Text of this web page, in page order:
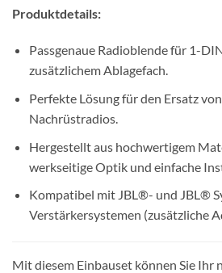
Produktdetails:
Passgenaue Radioblende für 1-
zusätzlichem Ablagefach.
Perfekte Lösung für den Ersatz
Nachrüstradios.
Hergestellt aus hochwertigem
werkseitige Optik und einfache
Kompatibel mit JBL®- und JBL®
Verstärkersystemen (zusätzliche
Mit diesem Einbauset können Sie Ihr